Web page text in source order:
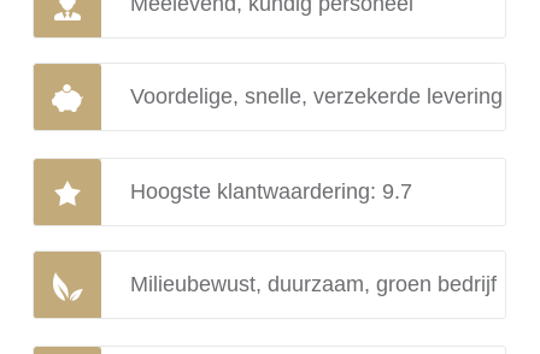
Voordelige, snelle, verzekerde levering
Hoogste klantwaardering: 9.7
Milieubewust, duurzaam, groen bedrijf